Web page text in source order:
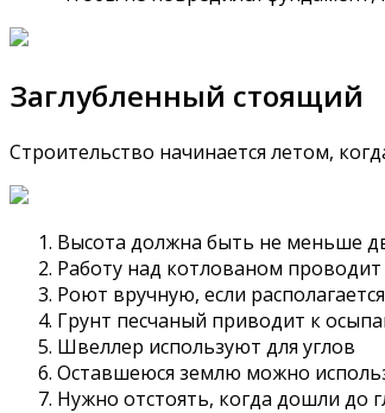
Заглубленный стоящий
Строительство начинается летом,
Высота должна быть не меньше
Работу над котлованом проводит
Роют вручную, если
Грунт песчаный приводит к
Швеллер используют для углов
Оставшеюся землю можно
Нужно отстоять, когда дошли до